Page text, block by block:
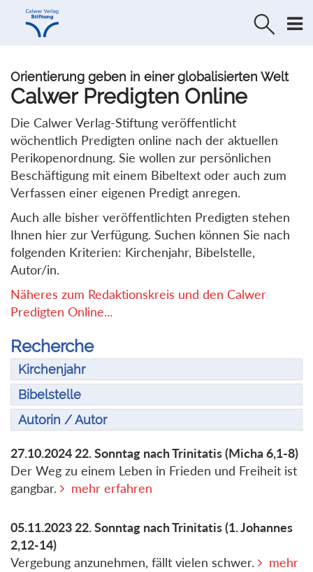
Direkt
Direkt
Orientierung geben in einer globalisierten Welt
Calwer Predigten Online
Die Calwer Verlag-Stiftung veröffentlicht
wöchentlich Predigten online nach der aktuellen
Perikopenordnung. Sie wollen zur persönlichen
Beschäftigung mit einem Bibeltext oder auch zum
Verfassen einer eigenen Predigt anregen.
Auch alle bisher veröffentlichten Predigten stehen
Ihnen hier zur Verfügung. Suchen können Sie nach
folgenden Kriterien: Kirchenjahr, Bibelstelle,
Autor/in.
Näheres zum Redaktionskreis und den Calwer
Predigten Online...
Recherche
Kirchenjahr
Bibelstelle
Autorin / Autor
27.10.2024 22. Sonntag nach Trinitatis(Micha 6,1-8)
Der Weg zu einem Leben in Frieden und Freiheit ist
gangbar.
mehr erfahren
05.11.2023 22. Sonntag nach Trinitatis(1. Johannes
2,12-14)
Vergebung anzunehmen, fällt vielen schwer.
mehr